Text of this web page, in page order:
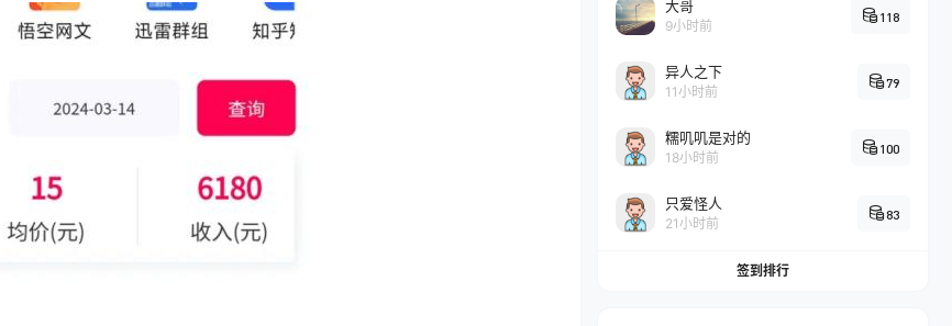
大哥
9小时前
118
异人之下
11小时前
79
糯叽叽是对的
18小时前
100
只爱怪人
21小时前
83
签到排行